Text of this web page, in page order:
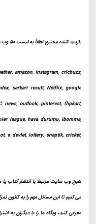
بازدید کننده محترم؛ لطفاً به لیست 50 وب سایت پربازدید در شبکه جهانی وب نگاهی بیندازید:
amazon, Instagram, cricbuzz,
sarkari result, Netflix, google
news, outlook, pinterest, flipkart,
league, hava durumu, ibomma,
e devlet, lottery, snaptik, cricket,
هیچ وب سایت مرتبط با انتشار کتاب
می کنیم تا این مسائل مهم را به کانون
معرفی کنید، وبگاه ما را با دیگران به